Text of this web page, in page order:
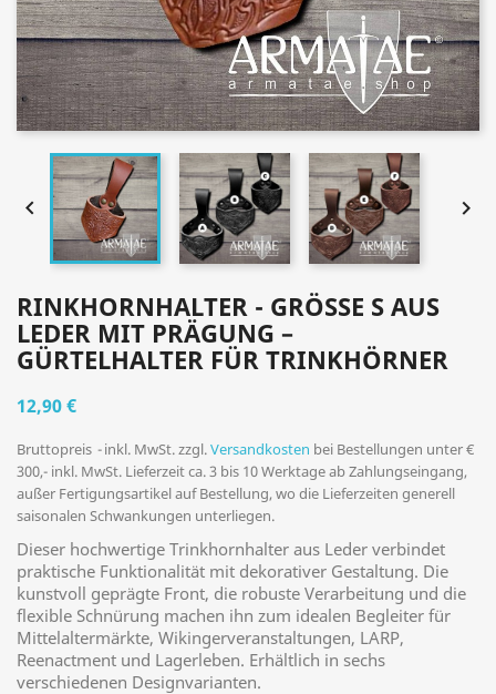
 
RINKHORNHALTER - GRÖSSE S AUS L
EDER MIT PRÄGUNG – G
ÜRTELHALTER FÜR TRINKHÖRNER
12,90 €
Bruttopreis inkl. MwSt. zzgl.Versandkosten bei Bestellungen unter €
300,- inkl. MwSt. Lieferzeit ca. 3 bis 10 Werktage ab Zahlungseingang,
außer Fertigungsartikel auf Bestellung, wo die Lieferzeiten generell
saisonalen Schwankungen unterliegen.
Dieser hochwertige Trinkhornhalter aus Leder verbindet
praktische Funktionalität mit dekorativer Gestaltung. Die
kunstvoll geprägte Front, die robuste Verarbeitung und die
flexible Schnürung machen ihn zum idealen Begleiter für
Mittelaltermärkte, Wikingerveranstaltungen, LARP,
Reenactment und Lagerleben. Erhältlich in sechs
verschiedenen Designvarianten.